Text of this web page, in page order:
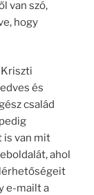
van szó,
hogy
és
család
is van mit
ahol
e-mailt a